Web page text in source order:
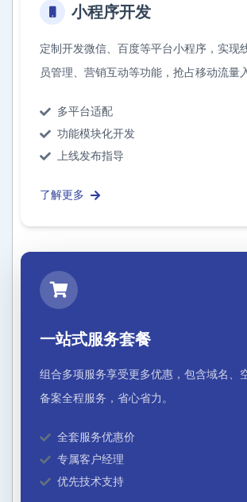
小程序开发
定制开发微信、百度等平台小程序，实现
员管理、营销互动等功能，抢占移动流量
多平台适配
功能模块化开发
上线发布指导
了解更多
一站式服务套餐
组合多项服务享受更多优惠，包含域名、
备案全程服务，省心省力。
全套服务优惠价
专属客户经理
优先技术支持